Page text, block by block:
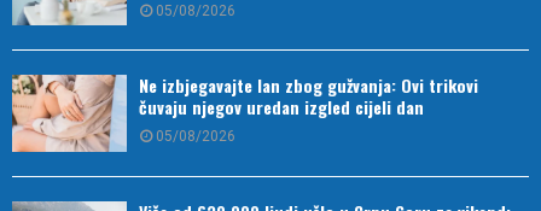
05/08/2026
Ne izbjegavajte lan zbog gužvanja: Ovi trikovi
čuvaju njegov uredan izgled cijeli dan
05/08/2026